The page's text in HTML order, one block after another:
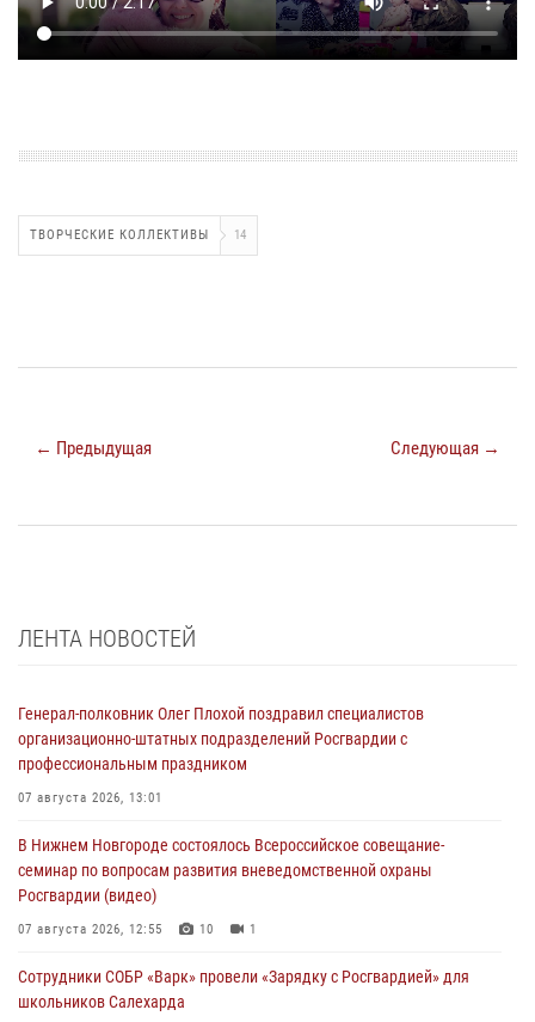
ТВОРЧЕСКИЕ КОЛЛЕКТИВЫ 14
← Предыдущая Следующая →
ЛЕНТА НОВОСТЕЙ
Генерал-полковник Олег Плохой поздравил специалистов
организационно-штатных подразделений Росгвардии с
профессиональным праздником
07 августа 2026, 13:01
В Нижнем Новгороде состоялось Всероссийское совещание-
семинар по вопросам развития вневедомственной охраны
Росгвардии (видео)
07 августа 2026, 12:55 10 1
Сотрудники СОБР «Варк» провели «Зарядку с Росгвардией» для
школьников Салехарда